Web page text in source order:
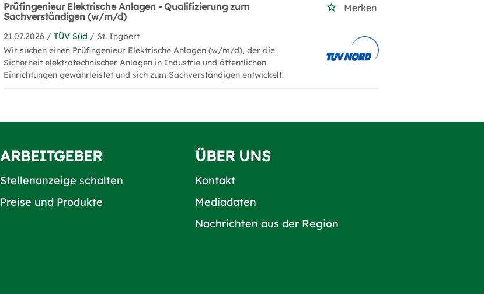
Prüfingenieur Elektrische Anlagen - Qualifizierung zum
Sachverständigen (w/m/d)
Merken
21.07.2026 /TÜV Süd / St. Ingbert
Wir suchen einen Prüfingenieur Elektrische Anlagen (w/m/d), der die
Sicherheit elektrotechnischer Anlagen in Industrie und öffentlichen
Einrichtungen gewährleistet und sich zum Sachverständigen entwickelt.
ARBEITGEBER
Stellenanzeige schalten
Preise und Produkte
ÜBER UNS
Kontakt
Mediadaten
Nachrichten aus der Region